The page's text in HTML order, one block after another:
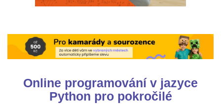
Online programování v jazyce
Python pro pokročilé
Přeskočit
začátek
obrázky